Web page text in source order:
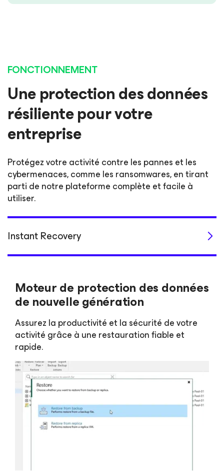
FONCTIONNEMENT
Une protection des données
résiliente pour votre
entreprise
Protégez votre activité contre les pannes et les
cybermenaces, comme les ransomwares, en tirant
parti de notre plateforme complète et facile à
utiliser.
Instant Recovery
Moteur de protection des données
de nouvelle génération
Assurez la productivité et la sécurité de votre
activité grâce à une restauration fiable et
rapide.